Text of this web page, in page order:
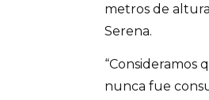
metros de
Serena.
“Consideramos
nunca fue